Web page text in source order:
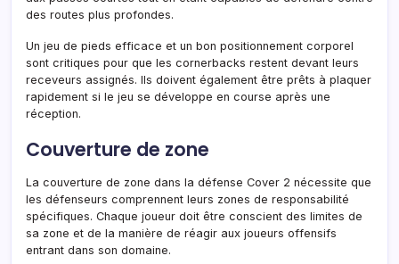
des routes plus profondes.
Un jeu de pieds efficace et un bon positionnement corporel
sont critiques pour que les cornerbacks restent devant leurs
receveurs assignés. Ils doivent également être prêts à plaquer
rapidement si le jeu se développe en course après une
réception.
Couverture de zone
La couverture de zone dans la défense Cover 2 nécessite que
les défenseurs comprennent leurs zones de responsabilité
spécifiques. Chaque joueur doit être conscient des limites de
sa zone et de la manière de réagir aux joueurs offensifs
entrant dans son domaine.